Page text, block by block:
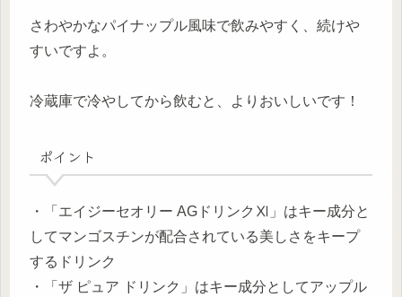
さわやかなパイナップル風味で飲みやすく、続けや
すいですよ。
冷蔵庫で冷やしてから飲むと、よりおいしいです！
ポイント
・「エイジーセオリー AGドリンクⅪ」はキー成分と
してマンゴスチンが配合されている美しさをキープ
するドリンク
・「ザ ピュア ドリンク」はキー成分としてアップル